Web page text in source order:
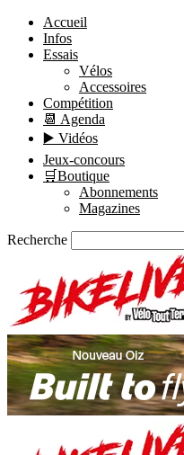
Accueil
Infos
Essais
Vélos
Accessoires
Compétition
📆 Agenda
▶️ Vidéos
Jeux-concours
🛒Boutique
Abonnements
Magazines
Recherche